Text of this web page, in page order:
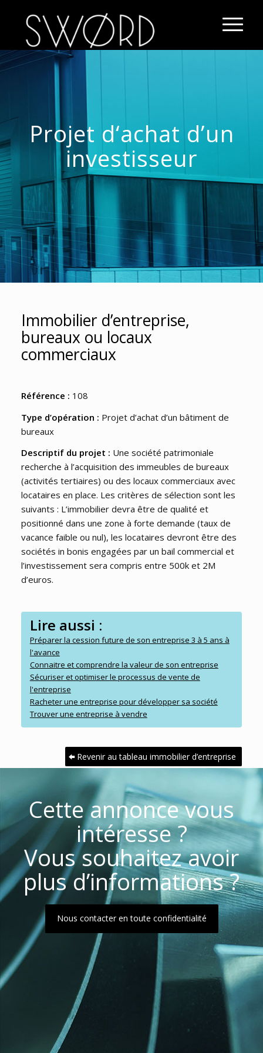
Projet d‘achat d’un
investisseur
Immobilier d’entreprise,
bureaux ou locaux
commerciaux
Référence : 108
Type d’opération : Projet d’achat d’un bâtiment de
bureaux
Descriptif du projet : Une société patrimoniale
recherche à l’acquisition des immeubles de bureaux
(activités tertiaires) ou des locaux commerciaux avec
locataires en place. Les critères de sélection sont les
suivants : L’immobilier devra être de qualité et
positionné dans une zone à forte demande (taux de
vacance faible ou nul), les locataires devront être des
sociétés in bonis engagées par un bail commercial et
l’investissement sera compris entre 500k et 2M
d’euros.
Lire aussi :
Préparer la cession future de son entreprise 3 à 5 ans à
l'avance
Connaitre et comprendre la valeur de son entreprise
Sécuriser et optimiser le processus de vente de
l'entreprise
Racheter une entreprise pour développer sa société
Trouver une entreprise à vendre
Revenir au tableau immobilier d’entreprise
Cette annonce vous
intéresse ?
Vous souhaitez avoir
plus d’informations ?
Nous contacter en toute confidentialité